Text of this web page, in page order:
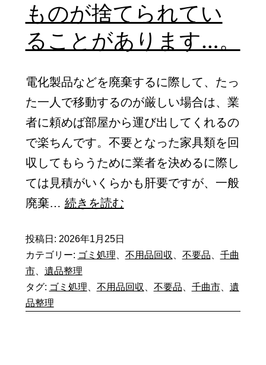
ク
の
台
数
が
決
ま
り
ま
で…。
見
積
も
を
し
な
い
で
業
る
ものが捨てられてい
ることがあります…。
電化製品などを廃棄するに際して、たっ
た一人で移動するのが厳しい場合は、業
者に頼めば部屋から運び出してくれるの
で楽ちんです。不要となった家具類を回
収してもらうために業者を決めるに際し
ては見積がいくらかも肝要ですが、一般
廃棄… 続きを読むゴ
捨
て
場
投稿日: 2026年1月25日
カテゴリー: ゴミ処理 不用品回収 不要品
千曲
市、 遺品整理
タグ: ゴミ処理 不用品回収 不要品 千曲市、 遺
品整理